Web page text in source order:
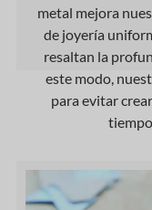
metal mejora
de joyería
resaltan la
este modo,
para evitar